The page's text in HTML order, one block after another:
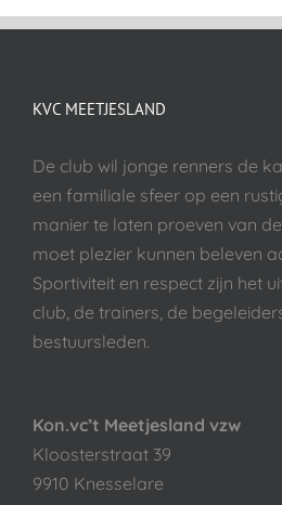
KVC MEETJESLAND
De club wil jonge renners de
een familiale sfeer op een
manier te laten proeven van
moet plezier kunnen beleven
Sportiviteit en respect zijn het
club, de trainers, de
bestuursleden.
Kon.vc’t Meetjesland vzw
Kloosterstraat 39
9910 Knesselare